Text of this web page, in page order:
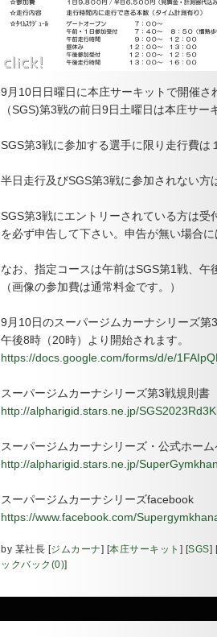
9月10日日曜日に本庄サーキットで開催
（SGS)第3戦の前日9日土曜日は本庄サー
SGS第3戦に参加する選手に限り走行費は
半日走行及びSGS第3戦に参加されない方
SGS第3戦にエントリーされている方は
を必ず申告して下さい。申告が無い場合に
なお、指定コースは午前はSGS第1戦、午
（画像の参加費は通常料金です。）
9月10日のスーパージムカーナシリーズ第
午後8時（20時）より開始されます。
https://docs.google.com/forms/d/e/
スーパージムカーナシリーズ第3戦規則書
http://alpharigid.stars.ne.jp/
スーパージムカーナシリーズ・公式ホーム
http://alpharigid.stars.ne.jp/
スーパージムカーナシリーズfacebook
https://www.facebook.com/
by 某社長 [ジムカーナ] [本庄サーキット ] [SGS]
ックバック(0)]